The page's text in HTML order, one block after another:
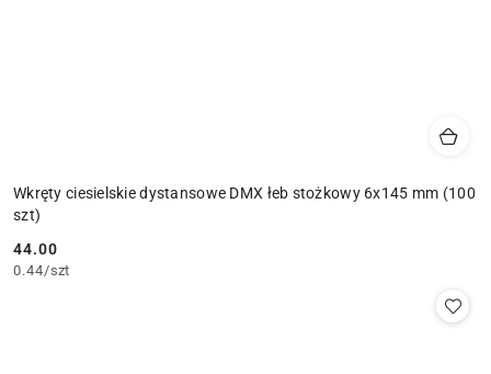
Wkręty ciesielskie dystansowe DMX łeb stożkowy 6x145 mm (100
szt)
Cena:
44.00
0.44/szt